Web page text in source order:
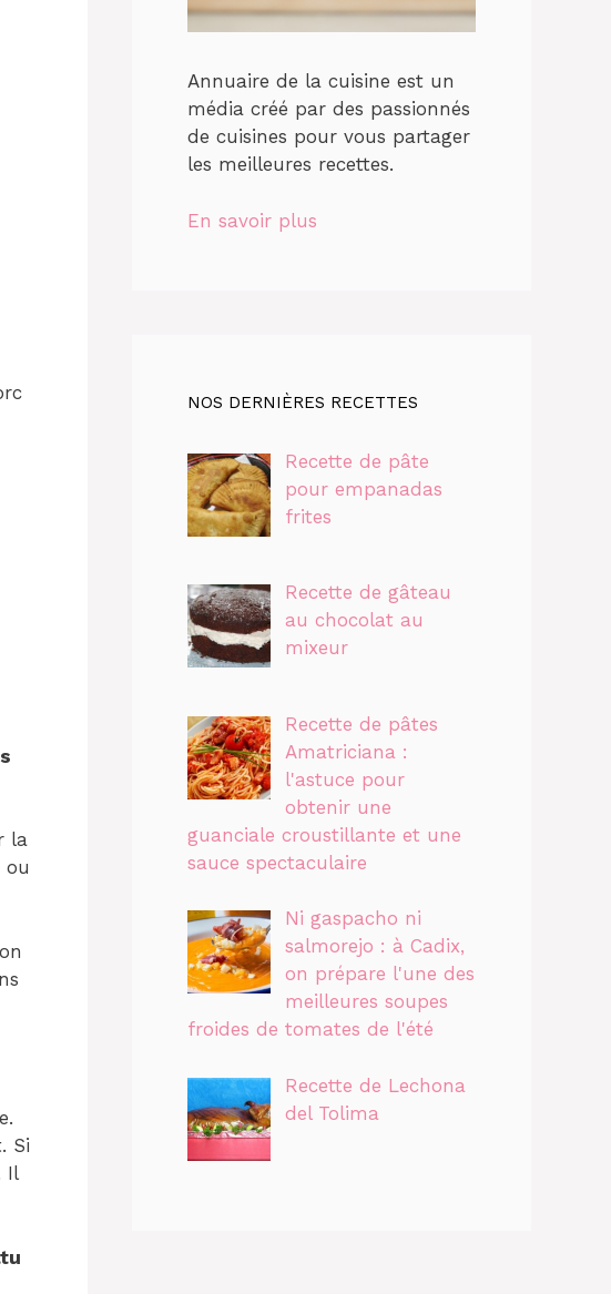
la
ou
Si
Il
Annuaire de la cuisine est un
média créé par des passionnés
de cuisines pour vous partager
les meilleures recettes.
En savoir plus
NOS DERNIÈRES RECETTES
Recette de pâte
pour empanadas
frites
Recette de gâteau
au chocolat au
mixeur
Recette de pâtes
Amatriciana :
l'astuce pour
obtenir une
guanciale croustillante et une
sauce spectaculaire
Ni gaspacho ni
salmorejo : à Cadix,
on prépare l'une des
meilleures soupes
froides de tomates de l'été
Recette de Lechona
del Tolima